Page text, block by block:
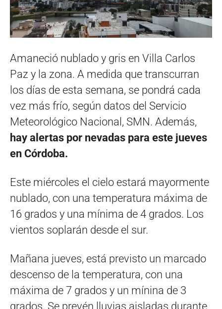
Amaneció nublado y gris en Villa Carlos
Paz y la zona. A medida que transcurran
los días de esta semana, se pondrá cada
vez más frío, según datos del Servicio
Meteorológico Nacional, SMN. Además,
hay alertas por nevadas para este jueves
en Córdoba.
Este miércoles el cielo estará mayormente
nublado, con una temperatura máxima de
16 grados y una mínima de 4 grados. Los
vientos soplarán desde el sur.
Mañana jueves, está previsto un marcado
descenso de la temperatura, con una
máxima de 7 grados y un mínina de 3
grados. Se prevén lluvias aisladas durante